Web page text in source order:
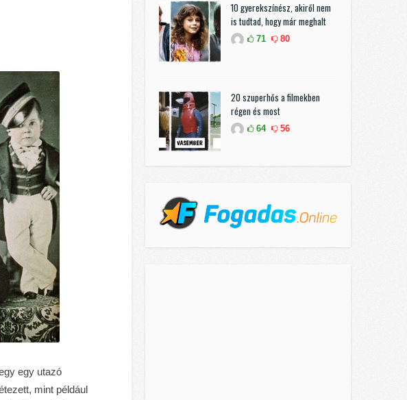
egy utazó
mint például
10 gyerekszínész, akiről nem
is tudtad, hogy már meghalt
71 80
20 szuperhős a filmekben
régen és most
64 56